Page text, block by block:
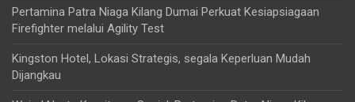
Pertamina Patra Niaga Kilang Dumai Perkuat Kesiapsiagaan
Firefighter melalui Agility Test
Kingston Hotel, Lokasi Strategis, segala Keperluan Mudah
Dijangkau